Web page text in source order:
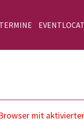
TERMINE
mit